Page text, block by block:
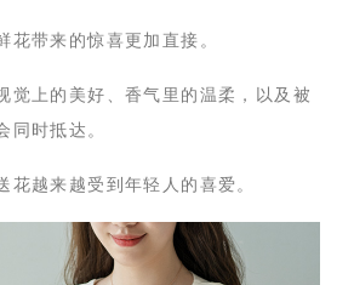
花带来的惊喜更加直接。
觉上的美好、香气里的温柔，以及被
同时抵达。
花越来越受到年轻人的喜爱。